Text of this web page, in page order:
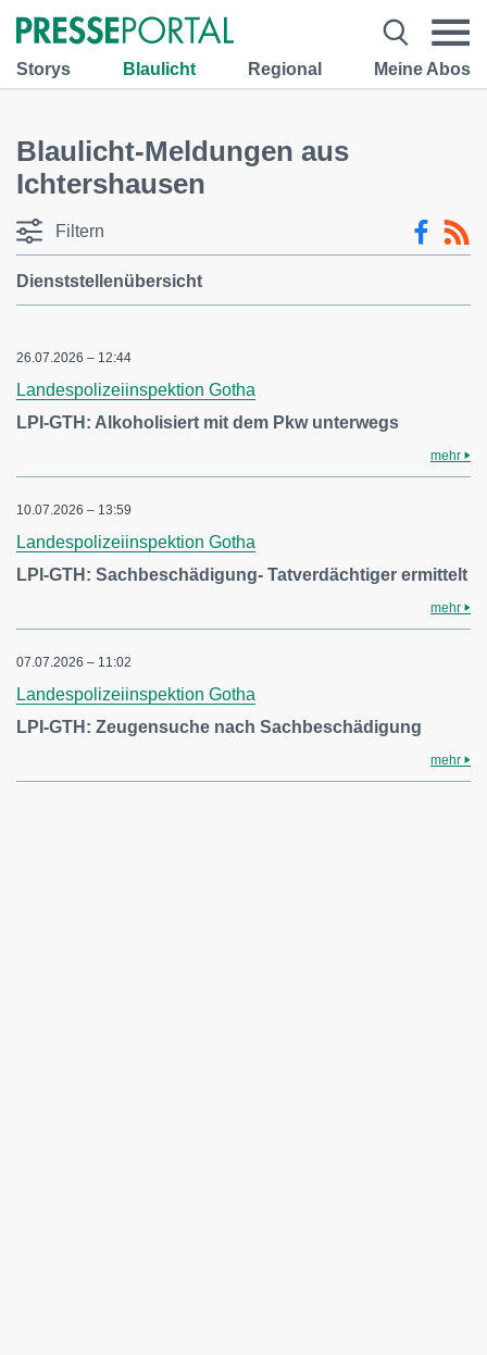
Storys Blaulicht Regional Meine Abos
Blaulicht-Meldungen aus
Ichtershausen
Filtern
Dienststellenübersicht
26.07.2026 – 12:44
Landespolizeiinspektion Gotha
LPI-GTH: Alkoholisiert mit dem Pkw unterwegs
mehr
10.07.2026 – 13:59
Landespolizeiinspektion Gotha
LPI-GTH: Sachbeschädigung- Tatverdächtiger ermittelt
mehr
07.07.2026 – 11:02
Landespolizeiinspektion Gotha
LPI-GTH: Zeugensuche nach Sachbeschädigung
mehr